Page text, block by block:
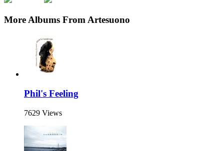
More Albums From Artesuono
Phil's Feeling
7629 Views